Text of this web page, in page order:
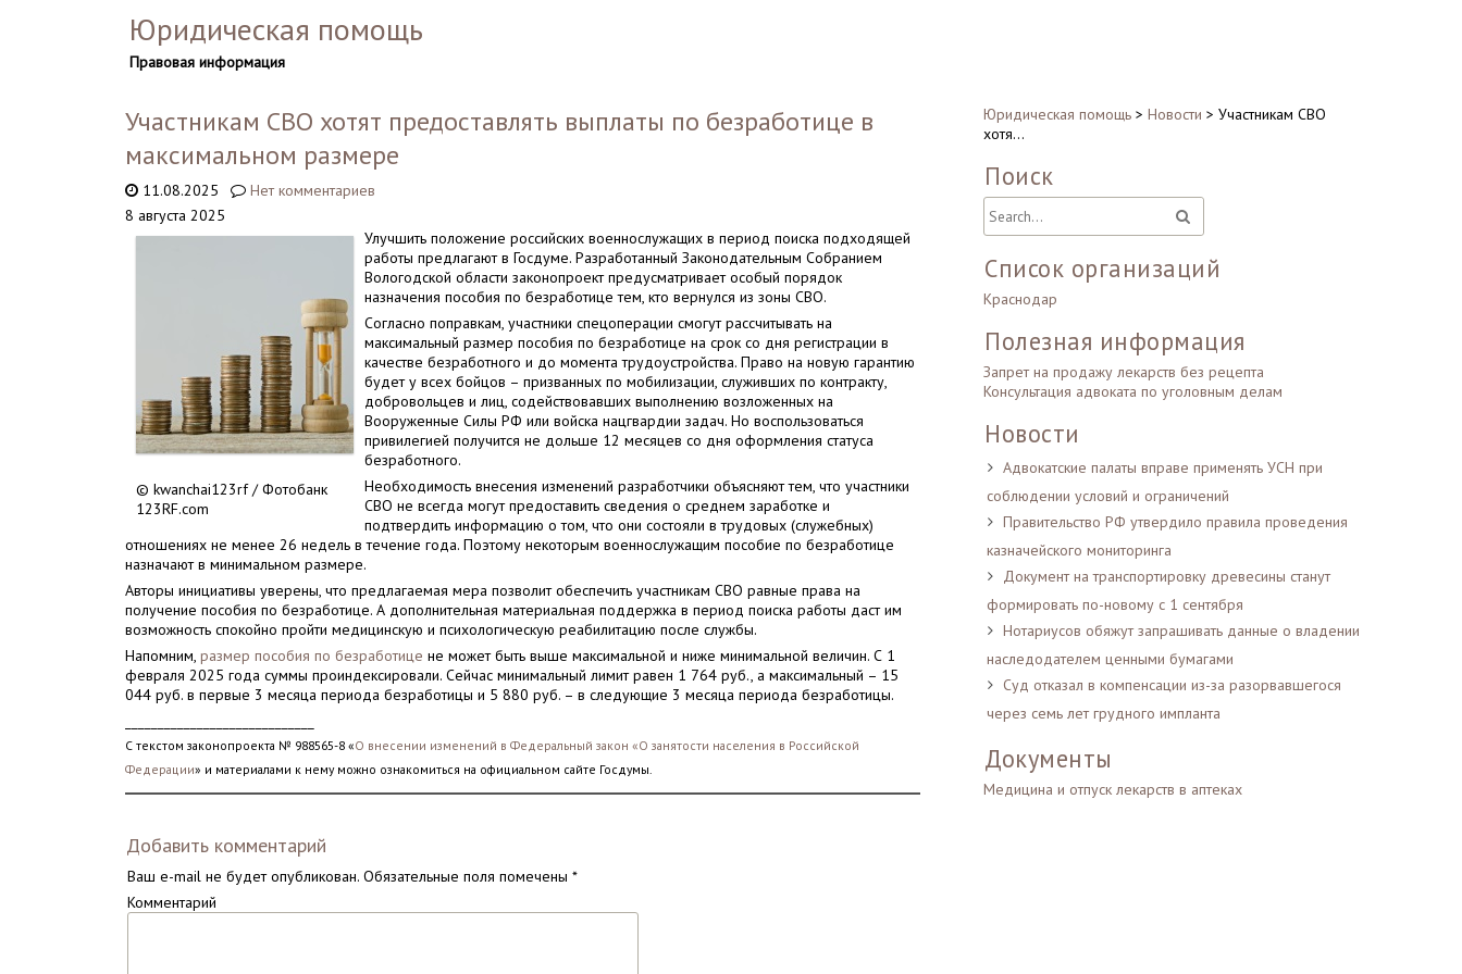
Юридическая помощь
Правовая информация
Участникам СВО хотят предоставлять выплаты по безработице в
максимальном размере
11.08.2025
Нет комментариев
8 августа 2025
© kwanchai123rf / Фотобанк
123RF.com
Улучшить положение российских военнослужащих в период поиска подходящей
работы предлагают в Госдуме. Разработанный Законодательным Собранием
Вологодской области законопроект предусматривает особый порядок
назначения пособия по безработице тем, кто вернулся из зоны СВО.
Согласно поправкам, участники спецоперации смогут рассчитывать на
максимальный размер пособия по безработице на срок со дня регистрации в
качестве безработного и до момента трудоустройства. Право на новую гарантию
будет у всех бойцов – призванных по мобилизации, служивших по контракту,
добровольцев и лиц, содействовавших выполнению возложенных на
Вооруженные Силы РФ или войска нацгвардии задач. Но воспользоваться
привилегией получится не дольше 12 месяцев со дня оформления статуса
безработного.
Необходимость внесения изменений разработчики объясняют тем, что участники
СВО не всегда могут предоставить сведения о среднем заработке и
подтвердить информацию о том, что они состояли в трудовых (служебных)
отношениях не менее 26 недель в течение года. Поэтому некоторым военнослужащим пособие по безработице
назначают в минимальном размере.
Авторы инициативы уверены, что предлагаемая мера позволит обеспечить участникам СВО равные права на
получение пособия по безработице. А дополнительная материальная поддержка в период поиска работы даст им
возможность спокойно пройти медицинскую и психологическую реабилитацию после службы.
Напомним,размер пособия по безработице не может быть выше максимальной и ниже минимальной величин. С 1
февраля 2025 года суммы проиндексировали. Сейчас минимальный лимит равен 1 764 руб., а максимальный – 15
044 руб. в первые 3 месяца периода безработицы и 5 880 руб. – в следующие 3 месяца периода безработицы.
С текстом законопроекта № 988565-8 «О внесении изменений в Федеральный закон «О занятости населения в Российской
Федерации» и материалами к нему можно ознакомиться на официальном сайте Госдумы.
Добавить комментарий
Ваш e-mail не будет опубликован. Обязательные поля помечены*
Комментарий
Юридическая помощь > Новости > Участникам СВО
хотя…
Поиск
Список организаций
Краснодар
Полезная информация
Запрет на продажу лекарств без рецепта
Консультация адвоката по уголовным делам
Новости
Адвокатские палаты вправе применять УСН при
соблюдении условий и ограничений
Правительство РФ утвердило правила проведения
казначейского мониторинга
Документ на транспортировку древесины станут
формировать по-новому с 1 сентября
Нотариусов обяжут запрашивать данные о владении
наследодателем ценными бумагами
Суд отказал в компенсации из-за разорвавшегося
через семь лет грудного импланта
Документы
Медицина и отпуск лекарств в аптеках